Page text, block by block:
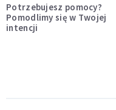
Potrzebujesz pomocy?
Pomodlimy się w Twojej
intencji